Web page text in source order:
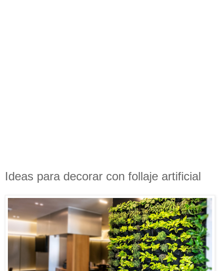
Ideas para decorar con follaje artificial